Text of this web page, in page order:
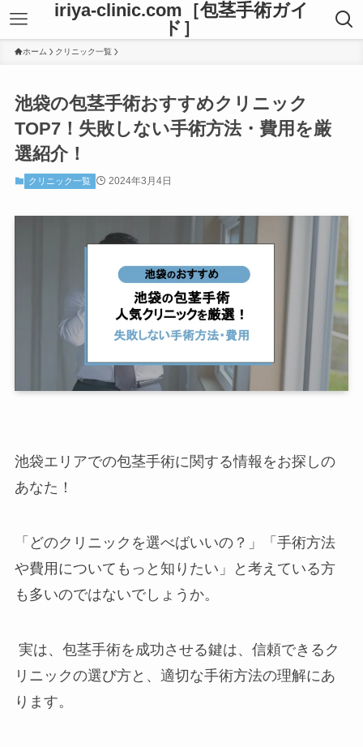
iriya-clinic.com［包茎手術ガイ
ド］
ホーム クリニック一覧
池袋の包茎手術おすすめクリニック
TOP7！失敗しない手術方法・費用を厳
選紹介！
クリニック一覧 2024年3月4日
池袋エリアでの包茎手術に関する情報をお探しの
あなた！
「どのクリニックを選べばいいの？」「手術方法
や費用についてもっと知りたい」と考えている方
も多いのではないでしょうか。
実は、包茎手術を成功させる鍵は、信頼できるク
リニックの選び方と、適切な手術方法の理解にあ
ります。